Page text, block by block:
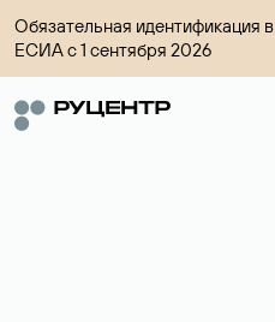
Обязательная идентификация в
ЕСИА с 1 сентября 2026